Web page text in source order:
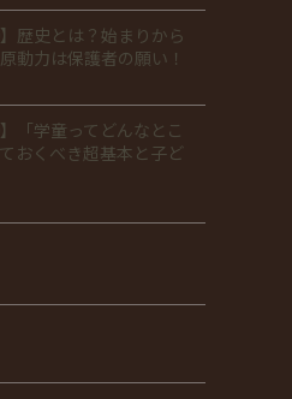
歴史とは？始まりから
動力は保護者の願い！
「学童ってどんなとこ
おくべき超基本と子ど